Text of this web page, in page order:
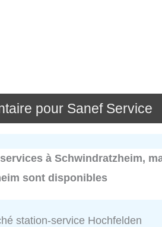
pour Sanef Service
à Schwindratzheim,
sont disponibles
station-service Hochfelden